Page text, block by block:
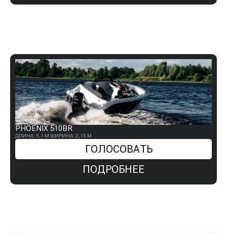
PHOENIX 510BR
ДЛИНА: 5,1 М ШИРИНА: 2,15 М
ГОЛОСОВАТЬ
ПОДРОБНЕЕ